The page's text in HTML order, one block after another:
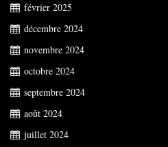
février 2025
décembre 2024
novembre 2024
octobre 2024
septembre 2024
août 2024
juillet 2024